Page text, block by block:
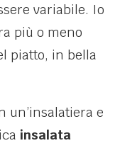
variabile. Io
più o meno
piatto, in bella
un’insalatiera e
insalata